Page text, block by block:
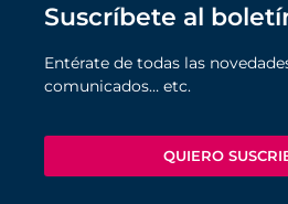
Suscríbete al
Entérate de todas las
comunicados… etc.
QUIERO